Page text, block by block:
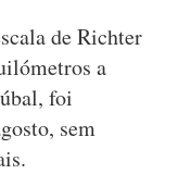
de Richter
a
foi
sem